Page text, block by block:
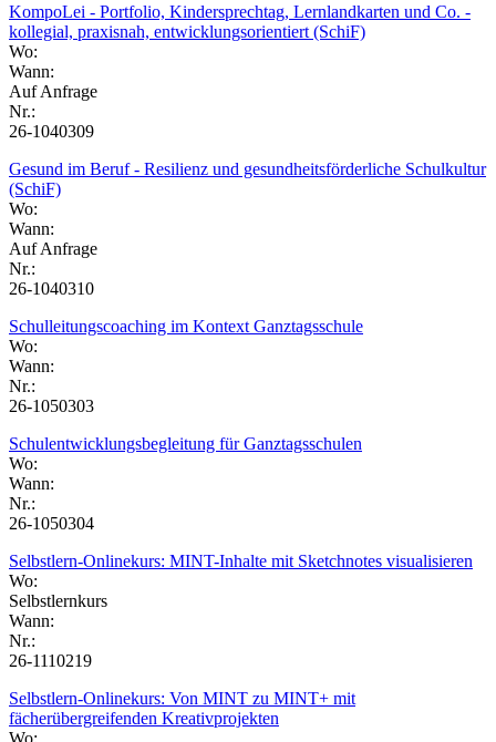
KompoLei - Portfolio, Kindersprechtag, Lernlandkarten und Co. -
kollegial, praxisnah, entwicklungsorientiert (SchiF)
Wo:
Wann:
Auf Anfrage
Nr.:
26-1040309
Gesund im Beruf - Resilienz und gesundheitsförderliche Schulkultur
(SchiF)
Wo:
Wann:
Auf Anfrage
Nr.:
26-1040310
Schulleitungscoaching im Kontext Ganztagsschule
Wo:
Wann:
Nr.:
26-1050303
Schulentwicklungsbegleitung für Ganztagsschulen
Wo:
Wann:
Nr.:
26-1050304
Selbstlern-Onlinekurs: MINT-Inhalte mit Sketchnotes visualisieren
Wo:
Selbstlernkurs
Wann:
Nr.:
26-1110219
Selbstlern-Onlinekurs: Von MINT zu MINT+ mit
fächerübergreifenden Kreativprojekten
Wo: